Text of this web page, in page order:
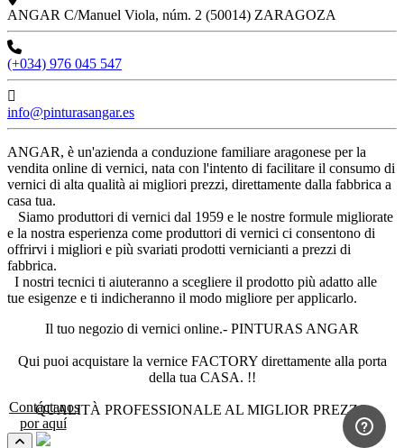
Contáctanos
por aquí
ANGAR C/Manuel Viola, núm. 2 (50014) ZARAGOZA
(+034) 976 045 547
info@pinturasangar.es
ANGAR, è un'azienda a conduzione familiare aragonese per la
vendita online di vernici, nata con l'intento di facilitare il consumo di
vernici di alta qualità ai migliori prezzi, direttamente dalla fabbrica a
casa tua.
Siamo produttori di vernici dal 1959 e le nostre formule migliorate
e la nostra esperienza come produttori di vernici ci consentono di
offrirvi i migliori e più svariati prodotti vernicianti a prezzi di
fabbrica.
I nostri tecnici ti aiuteranno a scegliere il prodotto più adatto alle
tue esigenze e ti indicheranno il modo migliore per applicarlo.
Il tuo negozio di vernici online.- PINTURAS ANGAR
Qui puoi acquistare la vernice FACTORY direttamente alla porta
della tua CASA. !!
QUALITÀ PROFESSIONALE AL MIGLIOR PREZZO